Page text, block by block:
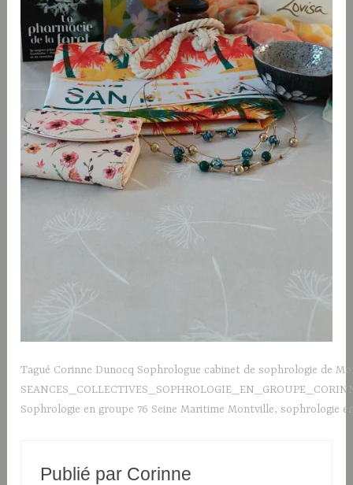
Tagué Corinne Dunocq Sophrologue cabinet de sophrologie de
Sophrologie en groupe 76 Seine Maritime Montville,sophrologie
Publié par Corinne